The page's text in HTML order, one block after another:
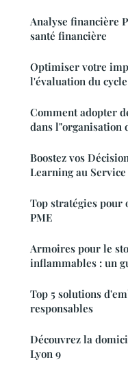
Analyse financière
santé financière
Optimiser votre
l'évaluation du
Comment adopter
dans l"organisation
Boostez vos
Learning au
Top stratégies pour
PME
Armoires pour le
inflammables : un
Top 5 solutions
responsables
Découvrez la
Lyon 9